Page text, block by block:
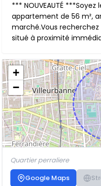
*** NOUVEAUTÉ
appartement de 56 m²,
marché.Vous
situé à proximité
+
−
Quartier perraliere
Google Maps